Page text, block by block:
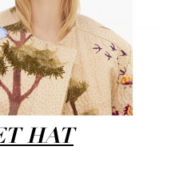
HAT